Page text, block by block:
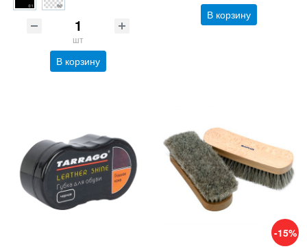
шт
В корзину
В корзину
-15%